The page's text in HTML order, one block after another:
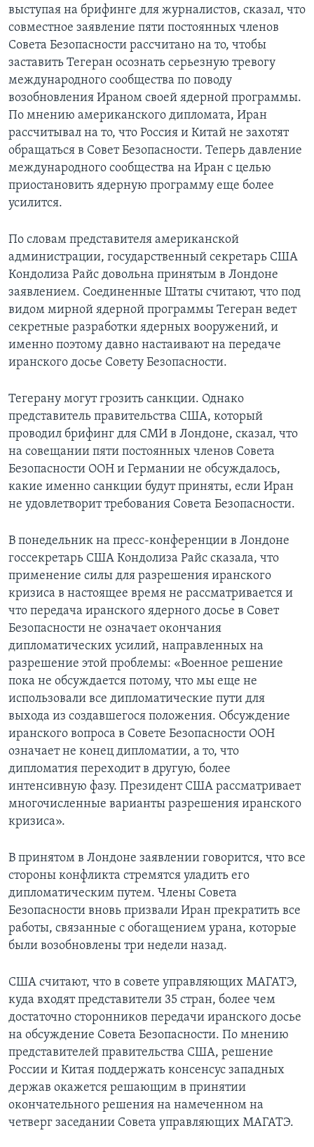
выступая на брифинге для журналистов, сказал, что
совместное заявление пяти постоянных членов
Совета Безопасности рассчитано на то, чтобы
заставить Тегеран осознать серьезную тревогу
международного сообщества по поводу
возобновления Ираном своей ядерной программы.
По мнению американского дипломата, Иран
рассчитывал на то, что Россия и Китай не захотят
обращаться в Совет Безопасности. Теперь давление
международного сообщества на Иран с целью
приостановить ядерную программу еще более
усилится.
По словам представителя американской
администрации, государственный секретарь США
Кондолиза Райс довольна принятым в Лондоне
заявлением. Соединенные Штаты считают, что под
видом мирной ядерной программы Тегеран ведет
секретные разработки ядерных вооружений, и
именно поэтому давно настаивают на передаче
иранского досье Совету Безопасности.
Тегерану могут грозить санкции. Однако
представитель правительства США, который
проводил брифинг для СМИ в Лондоне, сказал, что
на совещании пяти постоянных членов Совета
Безопасности ООН и Германии не обсуждалось,
какие именно санкции будут приняты, если Иран
не удовлетворит требования Совета Безопасности.
В понедельник на пресс-конференции в Лондоне
госсекретарь США Кондолиза Райс сказала, что
применение силы для разрешения иранского
кризиса в настоящее время не рассматривается и
что передача иранского ядерного досье в Совет
Безопасности не означает окончания
дипломатических усилий, направленных на
разрешение этой проблемы: «Военное решение
пока не обсуждается потому, что мы еще не
использовали все дипломатические пути для
выхода из создавшегося положения. Обсуждение
иранского вопроса в Совете Безопасности ООН
означает не конец дипломатии, а то, что
дипломатия переходит в другую, более
интенсивную фазу. Президент США рассматривает
многочисленные варианты разрешения иранского
кризиса».
В принятом в Лондоне заявлении говорится, что все
стороны конфликта стремятся уладить его
дипломатическим путем. Члены Совета
Безопасности вновь призвали Иран прекратить все
работы, связанные с обогащением урана, которые
были возобновлены три недели назад.
США считают, что в совете управляющих МАГАТЭ,
куда входят представители 35 стран, более чем
достаточно сторонников передачи иранского досье
на обсуждение Совета Безопасности. По мнению
представителей правительства США, решение
России и Китая поддержать консенсус западных
держав окажется решающим в принятии
окончательного решения на намеченном на
четверг заседании Совета управляющих МАГАТЭ.